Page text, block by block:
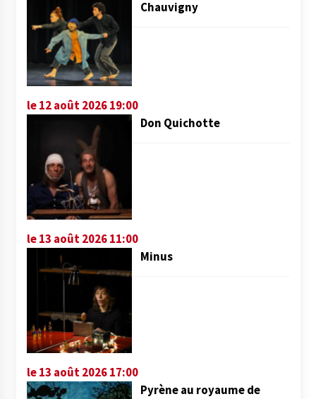
Chauvigny
le 12 août 2026 19:00
Don Quichotte
le 13 août 2026 11:00
Minus
le 13 août 2026 17:00
Pyrène au royaume de